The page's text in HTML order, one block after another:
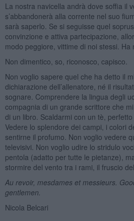
La nostra navicella andrà dove soffia il
s’abbandonerà alla corrente nel suo
sarà saperlo. Se si seguisse quel
convinzione e attiva partecipazione,
modo peggiore, vittime di noi stessi. Ha
Non dimentico, so, riconosco, capisco.
Non voglio sapere quel che ha detto il
dichiarazione dell’allenatore, né il
sognare. Comprendere la lingua degli
compagnia di un grande scrittore che
di un libro. Scaldarmi con un tè, perfetto
Vedere lo splendore dei campi, i colori
sentirne il profumo. Non voglio vedere
televisivi. Non voglio udire lo stridulo
pentola (adatto per tutte le pietanze),
stormire del vento tra i rami, il fruscio
Au revoir, mesdames et messieurs.
gentlemen.
Nicola Belcari